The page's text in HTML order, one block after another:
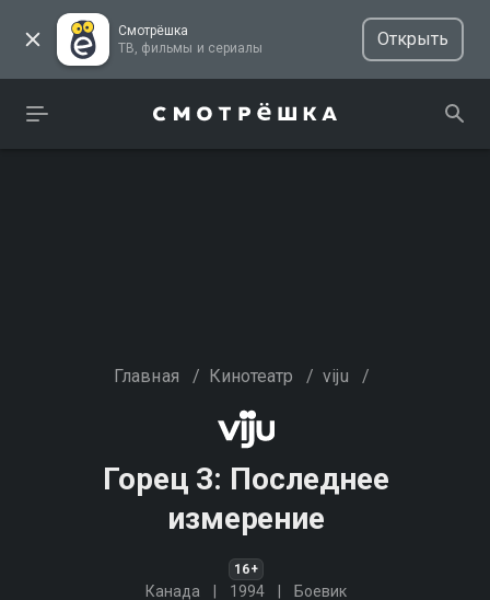
Смотрёшка
ТВ, фильмы и сериалы
Открыть
Главная / Кинотеатр / viju /
Горец 3: Последнее
измерение
16+
Канада 1994 Боевик